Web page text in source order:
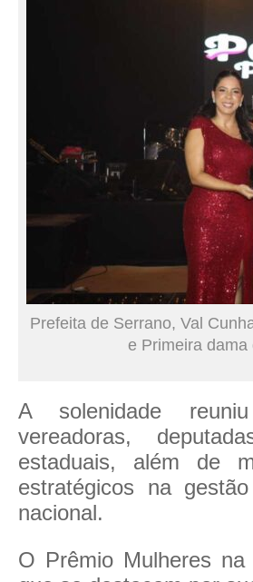
Prefeita de Serrano, Val
e Primeira
A solenidade reuniu
vereadoras,
estaduais, além de
estratégicos na
nacional.
O Prêmio Mulheres na